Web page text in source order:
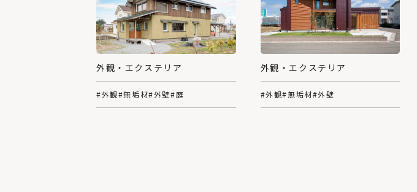
外観・エクステリア
#外観#無垢材#外壁#庭
外観・エクステリア
#外観#無垢材#外壁